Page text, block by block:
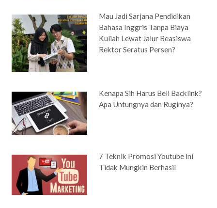
Mau Jadi Sarjana Pendidikan
Bahasa Inggris Tanpa Biaya
Kuliah Lewat Jalur Beasiswa
Rektor Seratus Persen?
Kenapa Sih Harus Beli Backlink?
Apa Untungnya dan Ruginya?
7 Teknik Promosi Youtube ini
Tidak Mungkin Berhasil